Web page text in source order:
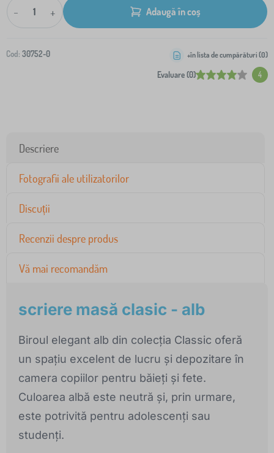
- + Adaugă în coș
Cod: 30752-0
Evaluare (0) 4
+în lista de cumpărături (0)
Descriere
Fotografii ale utilizatorilor
Discuții
Recenzii despre produs
Vă mai recomandăm
scriere masă clasic - alb
Biroul elegant alb din colecția Classic oferă
un spațiu excelent de lucru și depozitare în
camera copiilor pentru băieți și fete.
Culoarea albă este neutră și, prin urmare,
este potrivită pentru adolescenți sau
studenți.